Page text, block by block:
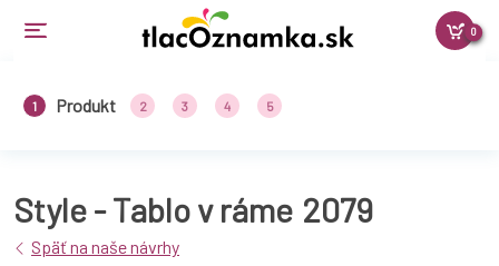
0
1 Produkt 2 3 4 5
Style - Tablo v ráme 2079
Späť na naše návrhy